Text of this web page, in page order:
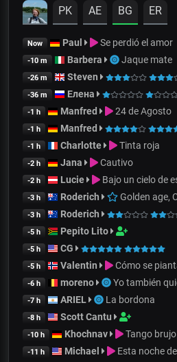
PK AE BG ER
Now Paul Se perdió el amor
-10 m Barbera Jaque mate
-26 m Steven
-36 m Елена
-1 h Manfred 24 de Agosto
-1 h Manfred
-1 h Charlotte Tinta roja
-2 h Jana Cautivo
-2 h Lucie Bajo un cielo de
-3 h Roderich Golden age,
-3 h Roderich
-5 h Pepito Lito
-5 h CG
-5 h Valentin Cómo se
-6 h moreno Yo también
-7 h ARIEL La bordona
-8 h Scott Cantu
-10 h Khochnav Tango brujo
-11 h Michael Esta noche